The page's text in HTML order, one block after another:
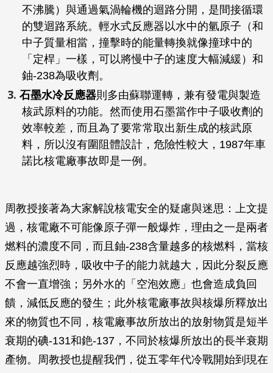
不沸騰）與通過氣渦輪機的迴路分開，是間接循環
的雙迴路系統。輕水式反應器以水中的氫原子（和
中子質量相當，撞擊時的能量轉換就像撞球中的
「定桿」一樣，可以將慢中子的速度大幅減緩）和
鈾-238為吸收劑。
石墨水冷反應器則多由蘇聯運轉，兼有發電與製造
核武原料的功能。然而使用石墨當作中子吸收劑的
效率較差，而且為了要常常取出新生成的核武原
料，所以沒有圍阻體設計，危險性較大，1987年車
諾比核電廠事故即是一例。
周教授接著為大家解說核電安全的疑慮與迷思：上文提
過，核電廠不可能像原子彈一般爆炸，理由之一是兩者
燃料的濃度不同，而且鈾-238含量越多的核燃料，當核
反應越強烈時，吸收中子的能力就越大，因此分裂反應
不會一直增強；另外水的「空泡效應」也會造成負回
饋，減低反應的發生；此外核電廠事故與核爆所釋放出
來的物質也不同，核電廠事故所放出的放射物質是短半
衰期的碘-131和銫-137，不同於核爆所放出的長半衰期
產物。周教授也提醒我們，從五零年代冷戰開始到現在